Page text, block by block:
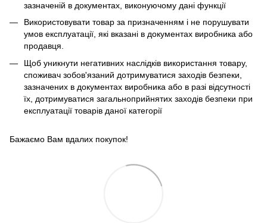
зазначеній в документах, виконуючому дані функції
Використовувати товар за призначенням і не порушувати
умов експлуатації, які вказані в документах виробника або
продавця.
Щоб уникнути негативних наслідків використання товару,
споживач зобов'язаний дотримуватися заходів безпеки,
зазначених в документах виробника або в разі відсутності
їх, дотримуватися загальноприйнятих заходів безпеки при
експлуатації товарів даної категорії
Бажаємо Вам вдалих покупок!